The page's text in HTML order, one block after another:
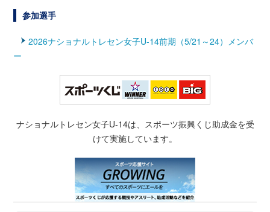
参加選手
2026ナショナルトレセン女子U-14前期（5/21～24）メンバ
ー
ナショナルトレセン女子U-14は、スポーツ振興くじ助成金を受
けて実施しています。